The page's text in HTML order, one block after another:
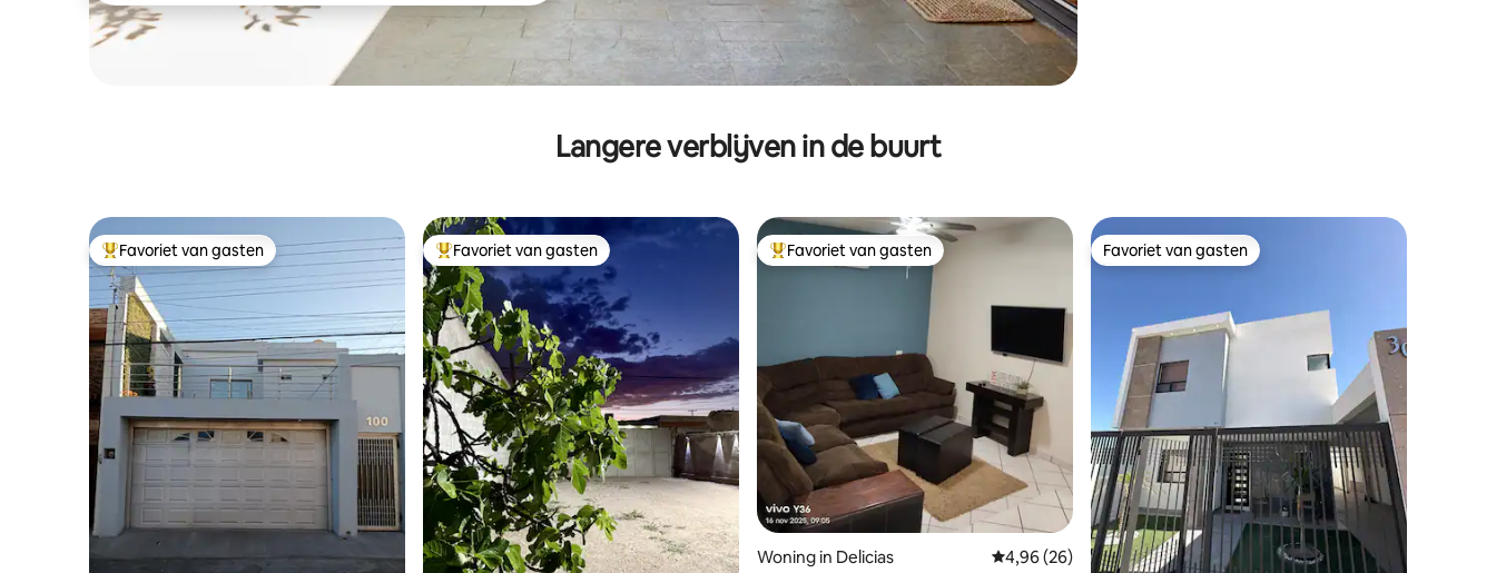
Langere verblijven in de buurt
Topfavoriet van gasten
Favoriet van gasten Topfavoriet van gasten
Favoriet van gasten Topfavoriet van gasten
Favoriet van gasten
Woning in Delicias Gemiddelde beoordeling van 4,96 op 5, 26 recensies
4,96 (26)
Favoriet van gasten
Favoriet van gasten